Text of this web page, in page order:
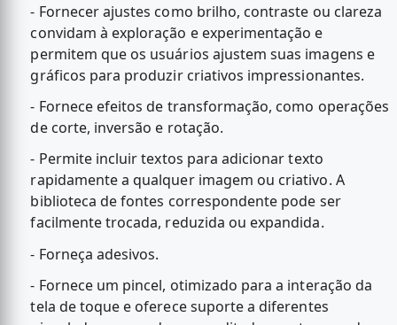
- Fornecer ajustes como brilho, contraste ou clareza
convidam à exploração e experimentação e
permitem que os usuários ajustem suas imagens e
gráficos para produzir criativos impressionantes.
- Fornece efeitos de transformação, como operações
de corte, inversão e rotação.
- Permite incluir textos para adicionar texto
rapidamente a qualquer imagem ou criativo. A
biblioteca de fontes correspondente pode ser
facilmente trocada, reduzida ou expandida.
- Forneça adesivos.
- Fornece um pincel, otimizado para a interação da
tela de toque e oferece suporte a diferentes